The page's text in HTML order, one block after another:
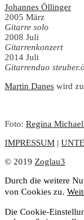
Johannes Öllinger
2005 März
Gitarre solo
2008 Juli
Gitarrenkonzert
2014 Juli
Gitarrenduo
Martin Danes wird
Foto: Regina
IMPRESSUM |
© 2019 Zoglau3
Durch die weitere
von Cookies zu.
Die Cookie-